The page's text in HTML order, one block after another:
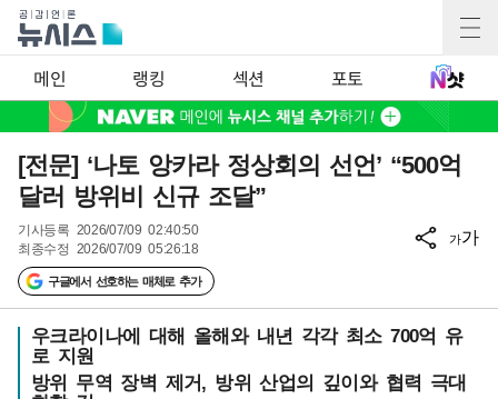
메인 랭킹 섹션 포토
[전문] ‘나토 앙카라 정상회의 선언’ “500억
달러 방위비 신규 조달”
기사등록 2026/07/09 02:40:50
최종수정 2026/07/09 05:26:18
구글에서 선호하는 매체로 추가
가가
우크라이나에 대해 올해와 내년 각각 최소 700억 유
로 지원
방위 무역 장벽 제거, 방위 산업의 깊이와 협력 극대